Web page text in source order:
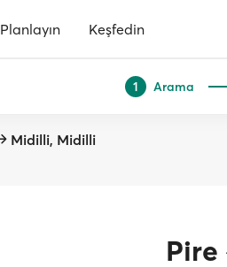
Planlayın Keşfedin
1 Arama
Midilli, Midilli
Pire